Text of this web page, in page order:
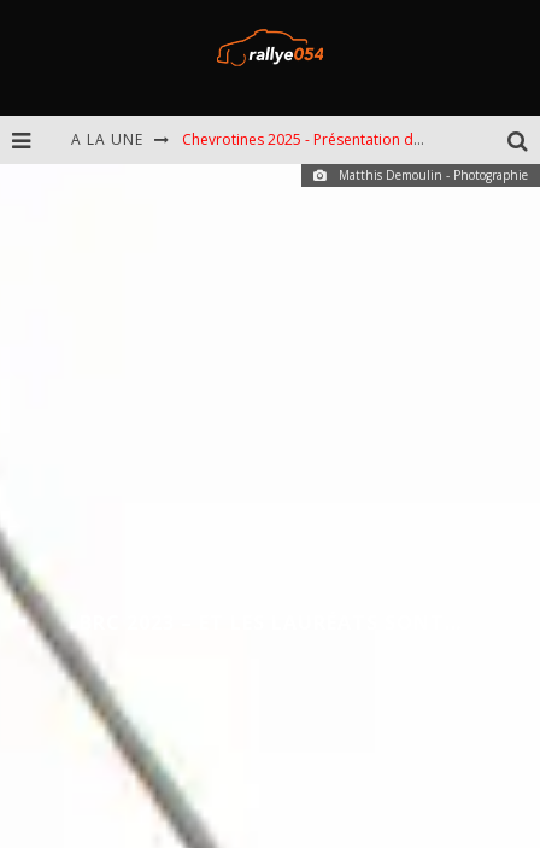
A LA UNE Chevrotines 2025 - Présentation de l'épreuve
EBR 2025 - Présentation de l'épreuve
Matthis Demoulin - Photographie